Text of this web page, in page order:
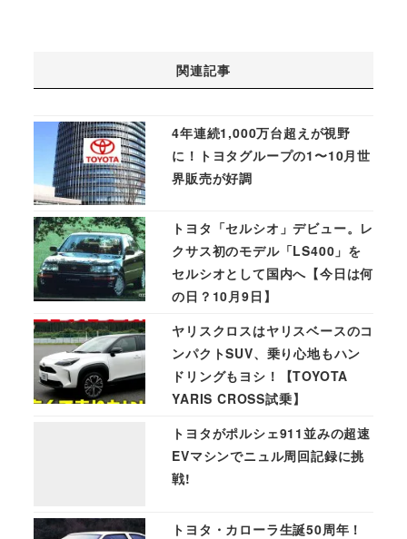
関連記事
4年連続1,000万台超えが視野
に！トヨタグループの1〜10月世
界販売が好調
トヨタ「セルシオ」デビュー。レ
クサス初のモデル「LS400」を
セルシオとして国内へ【今日は何
の日？10月9日】
ヤリスクロスはヤリスベースのコ
ンパクトSUV、乗り心地もハン
ドリングもヨシ！【TOYOTA
YARIS CROSS試乗】
トヨタがポルシェ911並みの超速
EVマシンでニュル周回記録に挑
戦!
トヨタ・カローラ生誕50周年！